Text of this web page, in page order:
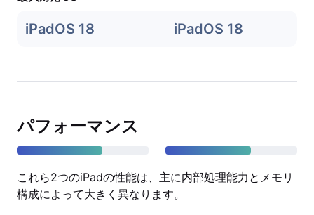
iPadOS 18 iPadOS 18
パフォーマンス
これら2つのiPadの性能は、主に内部処理能力とメモリ
構成によって大きく異なります。